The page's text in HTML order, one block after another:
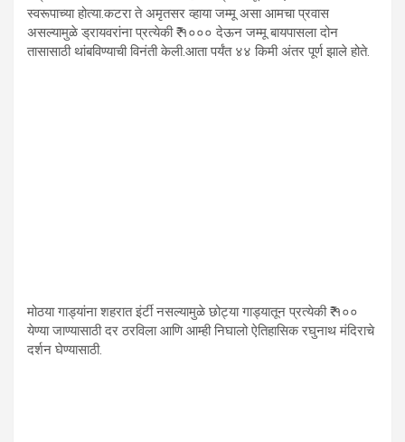
स्वरूपाच्या होत्या.कटरा ते अमृतसर व्हाया जम्मू असा आमचा प्रवास
असल्यामुळे ड्रायवरांना प्रत्येकी ₹ १००० देऊन जम्मू बायपासला दोन
तासासाठी थांबविण्याची विनंती केली.आता पर्यंत ४४ किमी अंतर पूर्ण झाले होते.
मोठया गाड्यांना शहरात इंर्टी नसल्यामुळे छोट्या गाड्यातून प्रत्येकी ₹ १००
येण्या जाण्यासाठी दर ठरविला आणि आम्ही निघालो ऐतिहासिक रघुनाथ मंदिराचे
दर्शन घेण्यासाठी.